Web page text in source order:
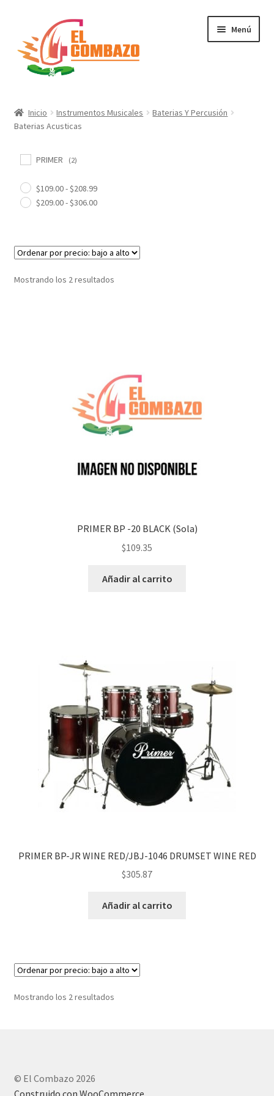
Menú
DJ, Audio e Iluminación PRO
Grabación de Audio & Video
Tecnología
Marcas
Inicio Instrumentos Musicales
Baterias Y Percusión
Baterias Acusticas
Mostrando los 2 resultados
PRIMER BP -20 BLACK (Sola)
$109.35
Añadir al carrito
PRIMER BP-JR WINE RED/JBJ-1046 DRUMSET WINE RED
$305.87
Añadir al carrito
Mostrando los 2 resultados
PRIMER (2)
$109.00-$208.99
$209.00-$306.00
© El Combazo 2026
Construido con WooCommerce